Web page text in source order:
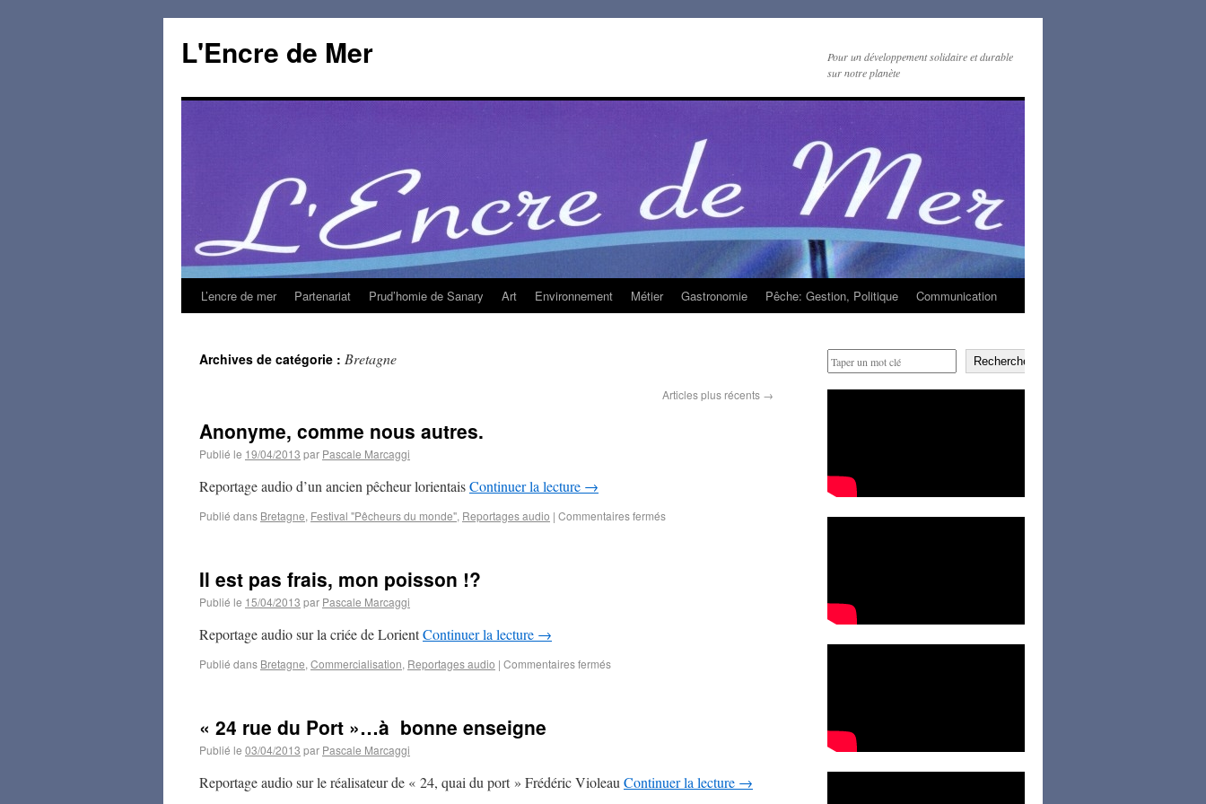
L'Encre de Mer
Pour un développement solidaire et durable
sur notre planète
L’encre de mer Partenariat Prud’homie de Sanary Art Environnement Métier Gastronomie Pêche: Gestion, Politique Communication
Archives de catégorie : Bretagne
Articles plus récents →
Anonyme, comme nous autres.
Publié le 19/04/2013 par Pascale Marcaggi
Reportage audio d’un ancien pêcheur lorientaisContinuer la lecture →
Publié dans Bretagne, Festival "Pêcheurs du monde", Reportages audio | Commentaires fermés
Il est pas frais, mon poisson !?
Publié le 15/04/2013 par Pascale Marcaggi
Reportage audio sur la criée de LorientContinuer la lecture →
Publié dans Bretagne, Commercialisation, Reportages audio | Commentaires fermés
« 24 rue du Port »…à bonne enseigne
Publié le 03/04/2013 par Pascale Marcaggi
Reportage audio sur le réalisateur de « 24, quai du port » Frédéric Violeau Continuer la lecture →
Rechercher